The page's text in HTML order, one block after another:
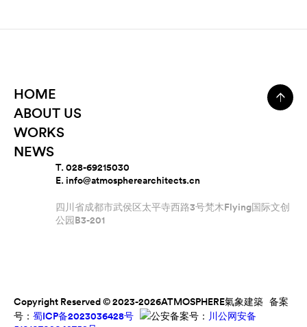
HOME
ABOUT US
WORKS
NEWS
T. 028-69215030
E. info@atmospherearchitects.cn
四川省成都市武侯区太平寺西路3号梵木Flying国际文创
公园B3-201
Copyright Reserved © 2023-2026ATMOSPHERE氣象建築 备案
号： 蜀ICP备2023036428号 公安备案号： 川公网安备